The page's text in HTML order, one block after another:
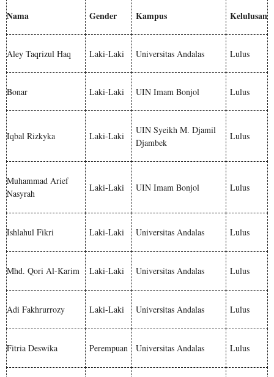
Nama Gender Kampus Kelulusan
Aley Taqrizul Haq Laki-Laki Universitas Andalas Lulus
Bonar Laki-Laki UIN Imam Bonjol Lulus
Iqbal Rizkyka Laki-Laki
UIN Syeikh M. Djamil
Djambek
Lulus
Muhammad Arief
Nasyrah
Laki-Laki UIN Imam Bonjol Lulus
Ishlahul Fikri Laki-Laki Universitas Andalas Lulus
Mhd. Qori Al-Karim Laki-Laki Universitas Andalas Lulus
Adi Fakhrurrozy Laki-Laki Universitas Andalas Lulus
Fitria Deswika Perempuan Universitas Andalas Lulus